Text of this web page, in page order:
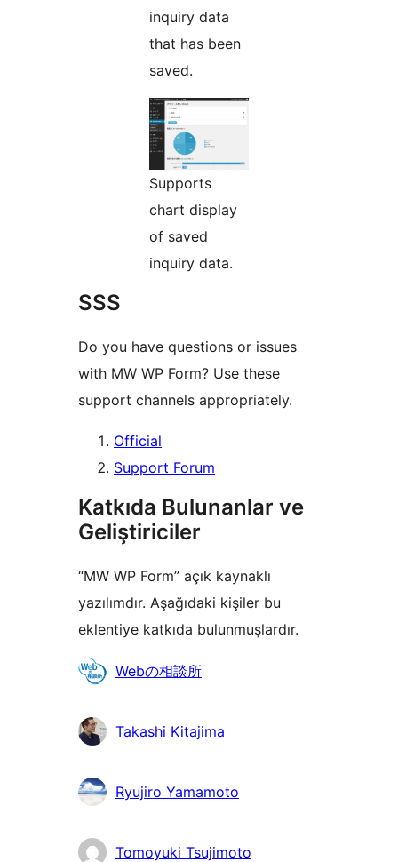
inquiry data
that has been
saved.
Supports
chart display
of saved
inquiry data.
SSS
Do you have questions or issues
with MW WP Form? Use these
support channels appropriately.
Official
Support Forum
Katkıda Bulunanlar ve
Geliştiriciler
“MW WP Form” açık kaynaklı
yazılımdır. Aşağıdaki kişiler bu
eklentiye katkıda bulunmuşlardır.
KatkıdaWebの相談所
Takashi Kitajima
Ryujiro Yamamoto
Tomoyuki Tsujimoto